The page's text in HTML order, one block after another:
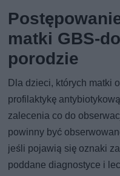
matki GBS-
porodzie
Dla dzieci, których matki
profilaktykę
zalecenia co do
powinny być
jeśli pojawią się oznaki
poddane diagnostyce i